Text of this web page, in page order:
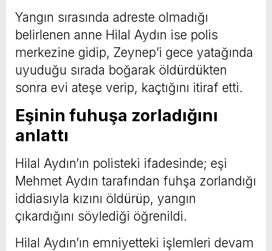
Yangın sırasında adreste olmadığı
belirlenen anne Hilal Aydın ise polis
merkezine gidip, Zeynep’i gece yatağında
uyuduğu sırada boğarak öldürdükten
sonra evi ateşe verip, kaçtığını itiraf etti.
Eşinin fuhuşa zorladığını
anlattı
Hilal Aydın’ın polisteki ifadesinde; eşi
Mehmet Aydın tarafından fuhşa zorlandığı
iddiasıyla kızını öldürüp, yangın
çıkardığını söylediği öğrenildi.
Hilal Aydın’ın emniyetteki işlemleri devam